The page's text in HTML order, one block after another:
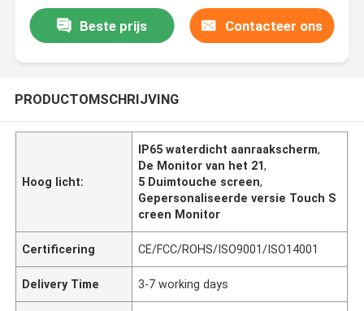
Beste prijs Contacteer ons
PRODUCTOMSCHRIJVING
Hoog licht:
IP65 waterdicht aanraakscherm,
De Monitor van het 21,
5 Duimtouche screen,
Gepersonaliseerde versie Touch S
creen Monitor
Certificering CE/FCC/ROHS/ISO9001/ISO14001
Delivery Time 3-7 working days